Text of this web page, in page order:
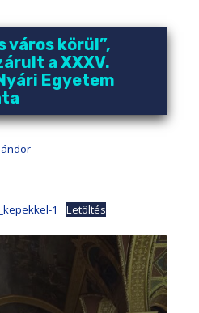
város körül”,
a XXXV.
Egyetem
1 Letöltés